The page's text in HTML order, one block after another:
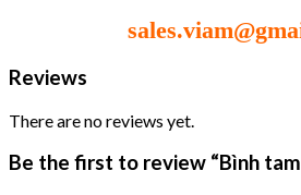
Reviews
There are no reviews yet.
Be the first to review “Bình